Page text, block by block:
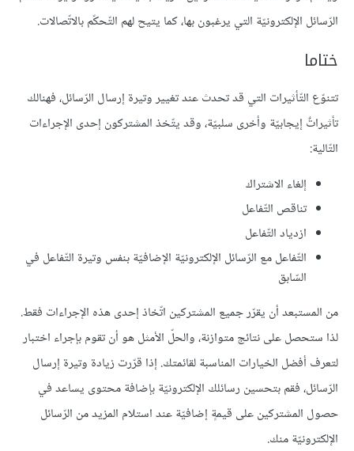
الرّسائل الإلكترونيّة التي يرغبون بها، كما يتيح لهم التّحكّم بالاتّصالات.
ختاما
تتنوّع التّأثيرات التي قد تحدث عند تغيير وتيرة إرسال الرّسائل، فهنالك
تأثيراتٌ إيجابيّة وأخرى سلبيّة، وقد يتّخذ المشتركون إحدى الإجراءات
التّالية:
إلغاء الاشتراك
تناقص التّفاعل
ازدياد التّفاعل
التّفاعل مع الرّسائل الإلكترونيّة الإضافيّة بنفس وتيرة التّفاعل في
السّابق
من المستبعد أن يقرّر جميع المشتركين اتّخاذ إحدى هذه الإجراءات فقط.
لذا ستحصل على نتائج متوازنة، والحلّ الأمثل هو أن تقوم بإجراء اختبار
لتعرف أفضل الخيارات المناسبة لقائمتك. إذا قرّرت زيادة وتيرة إرسال
الرّسائل، فقم بتحسين رسائلك الإلكترونيّة بإضافة محتوى يساعد في
حصول المشتركين على قيمةٍ إضافيّة عند استلام المزيد من الرّسائل
الإلكترونيّة منك.